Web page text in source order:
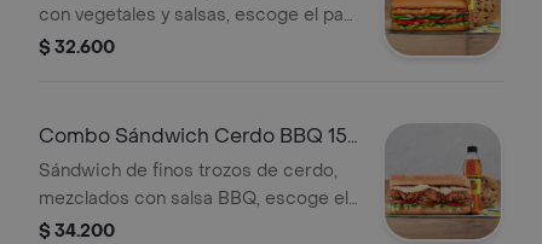
con vegetales y salsas, escoge el pan,
queso, vegetales y salsas que
$ 32.600
Combo Sándwich Cerdo BBQ 15
Cm
Sándwich de finos trozos de cerdo,
mezclados con salsa BBQ, escoge el
pan, queso, vegetales y salsas que
$ 34.200